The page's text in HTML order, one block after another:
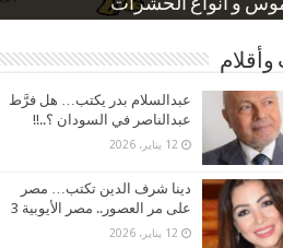
و أنواع الحشرات
بعد ارتفاع الأسعار
نسبة الطلاق في مصر
كاركاتيرية
كاركاتيرية
وأقلام
عبدالسلام بدر يكتب… هل فرَّط
عبدالناصر في السودان ؟..!!
12 يناير، 2026
دينا شرف الدين تكتب… مصر
على مر العصور.. مصر الأيوبية 3
12 يناير، 2026